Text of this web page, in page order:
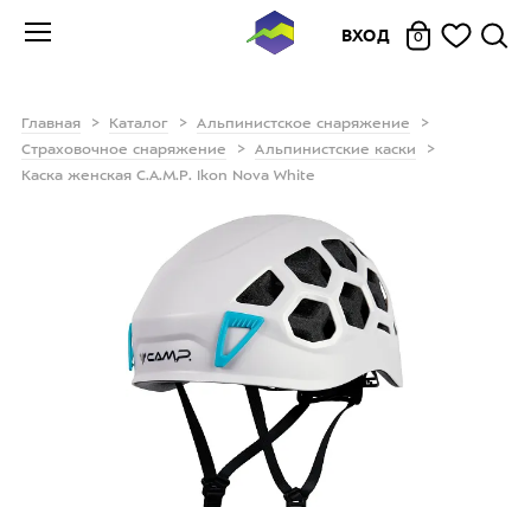
ВХОД 0
Главная Каталог
Альпинистское снаряжение
Страховочное снаряжение
Альпинистские каски
Каска женская C.A.M.P. Ikon Nova White